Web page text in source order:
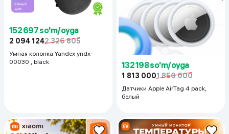
152 697 so'm/oyga
2 094 1242 326 805
Умная колонка Yandex yndx-
00030 , black
132 198 so'm/oyga
1 813 0001 850 000
Датчики Apple AirTag 4 pack,
белый